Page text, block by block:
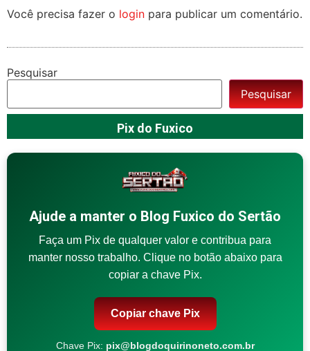
Você precisa fazer o login para publicar um comentário.
Pesquisar
Pesquisar
Pix do Fuxico
Ajude a manter o Blog Fuxico do Sertão
Faça um Pix de qualquer valor e contribua para
manter nosso trabalho. Clique no botão abaixo para
copiar a chave Pix.
Copiar chave Pix
Chave Pix: pix@blogdoquirinoneto.com.br